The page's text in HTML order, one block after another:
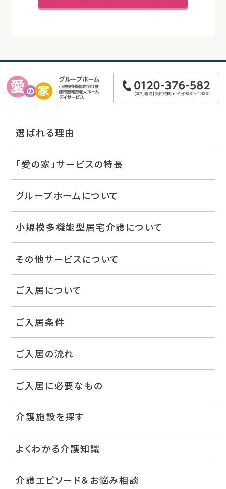
選ばれる理由
「愛の家」サービスの特長
グループホームについて
小規模多機能型居宅介護について
その他サービスについて
ご入居について
ご入居条件
ご入居の流れ
ご入居に必要なもの
介護施設を探す
よくわかる介護知識
介護エピソード＆お悩み相談